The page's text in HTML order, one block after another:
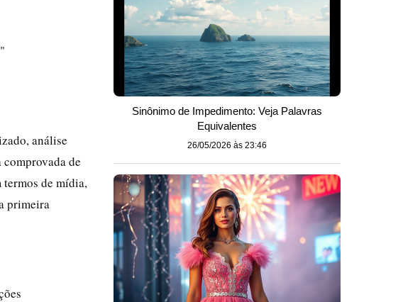
análise
de
de mídia,
primeira
Sinônimo de Impedimento: Veja Palavras
Equivalentes
26/05/2026 às 23:46